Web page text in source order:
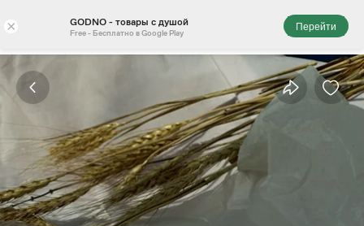
× GODNO - товары с душой
Free - Бесплатно в Google Play
Перейти